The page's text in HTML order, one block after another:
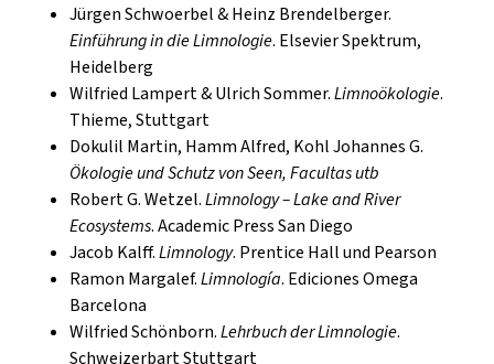
Jürgen Schwoerbel & Heinz Brendelberger.
Einführung in die Limnologie. Elsevier Spektrum,
Heidelberg
Wilfried Lampert & Ulrich Sommer.Limnoökologie.
Thieme, Stuttgart
Dokulil Martin, Hamm Alfred, Kohl Johannes G.
Ökologie und Schutz von Seen, Facultas utb
Robert G. Wetzel.Limnology – Lake and River
Ecosystems. Academic Press San Diego
Jacob Kalff.Limnology. Prentice Hall und Pearson
Ramon Margalef.Limnología. Ediciones Omega
Barcelona
Wilfried Schönborn.Lehrbuch der Limnologie.
Schweizerbart Stuttgart